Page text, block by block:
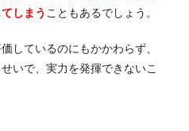
しまう こともあるでしょう。
しているのにもかかわらず、
いで、実力を発揮できないこ